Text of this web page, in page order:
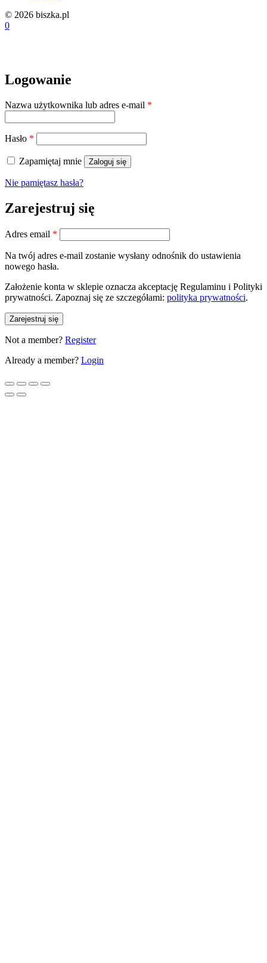
© 2026 biszka.pl
0
Logowanie
Nazwa użytkownika lub adres e-mail *
Hasło *
Zapamiętaj mnie Zaloguj się
Nie pamiętasz hasła?
Zarejestruj się
Adres email *
Na twój adres e-mail zostanie wysłany odnośnik do ustawienia
nowego hasła.
Założenie konta w sklepie oznacza akceptację Regulaminu i Polityki
prywatności. Zapoznaj się ze szczegółami: polityka prywatności.
Zarejestruj się
Not a member? Register
Already a member? Login